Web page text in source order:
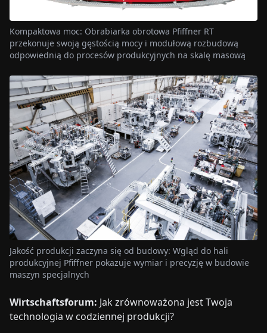
Kompaktowa moc: Obrabiarka obrotowa Pfiffner RT
przekonuje swoją gęstością mocy i modułową rozbudową
odpowiednią do procesów produkcyjnych na skalę masową
Jakość produkcji zaczyna się od budowy: Wgląd do hali
produkcyjnej Pfiffner pokazuje wymiar i precyzję w budowie
maszyn specjalnych
Wirtschaftsforum: Jak zrównoważona jest Twoja
technologia w codziennej produkcji?